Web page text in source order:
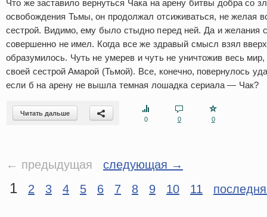
Что же заставило вернуться Чака на арену битвы добра со
освобождения Тьмы, он продолжал отсиживаться, не желая
сестрой. Видимо, ему было стыдно перед ней. Да и желания
совершенно не имел. Когда все же здравый смысл взял
образумилось. Чуть не умерев и чуть не уничтожив весь
своей сестрой Амарой (Тьмой). Все, конечно, повернулось
если б на арену не вышла темная лошадка сериала — Чак?
Читать дальше
0
0 0
← предыдущая следующая →
1 2 3 4 5 6 7 8 9 10 11